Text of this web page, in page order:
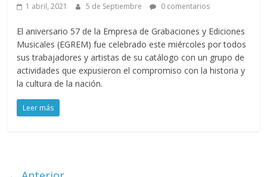
1 abril, 2021 5 de Septiembre 0 comentarios
El aniversario 57 de la Empresa de Grabaciones y Ediciones
Musicales (EGREM) fue celebrado este miércoles por todos
sus trabajadores y artistas de su catálogo con un grupo de
actividades que expusieron el compromiso con la historia y
la cultura de la nación.
Leer más